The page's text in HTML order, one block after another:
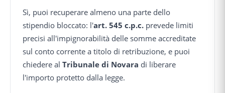
Sì, puoi recuperare almeno una parte dello
stipendio bloccato: l'art. 545 c.p.c. prevede limiti
precisi all'impignorabilità delle somme accreditate
sul conto corrente a titolo di retribuzione, e puoi
chiedere al Tribunale di Novara di liberare
l'importo protetto dalla legge.